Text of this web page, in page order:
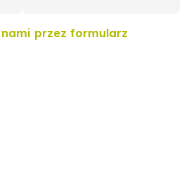
przez formularz